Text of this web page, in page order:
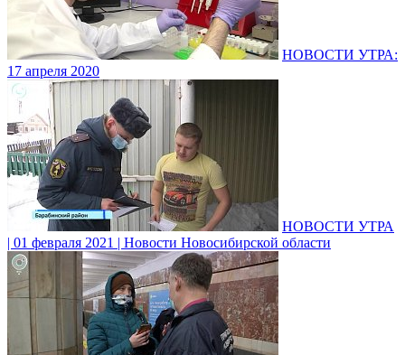
НОВОСТИ УТРА:
17 апреля 2020
НОВОСТИ УТРА
| 01 февраля 2021 | Новости Новосибирской области